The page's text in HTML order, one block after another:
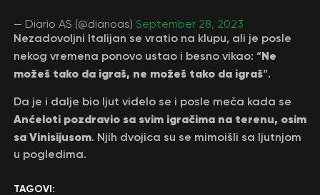
— Diario AS (@diarioas) September 28, 2023
Nezadovoljni Italijan se vratio na klupu, ali je posle
nekog vremena ponovo ustao i besno vikao: “Ne
možeš tako da igraš, ne možeš tako da igraš“.
Da je i dalje bio ljut videlo se i posle meča kada se
Anćeloti pozdravio sa svim igračima na terenu, osim
sa Vinisijusom. Njih dvojica su se mimoišli sa ljutnjom
u pogledima.
TAGOVI: